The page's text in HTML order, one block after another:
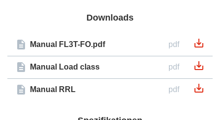
Downloads
Manual FL3T-FO.pdf pdf
Manual Load class pdf
Manual RRL pdf